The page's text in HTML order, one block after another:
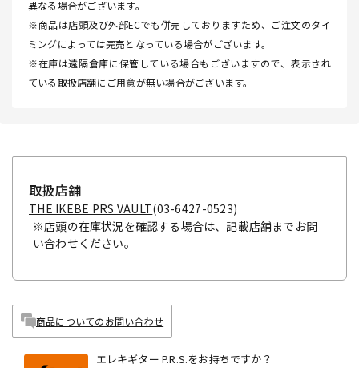
異なる場合がございます。
※商品は店頭及び外部ECでも併売しておりますため、ご注文のタイ
ミングによっては完売となっている場合がございます。
※在庫は遠隔倉庫に保管している場合もございますので、表示され
ている取扱店舗にご用意が無い場合がございます。
取扱店舗
THE IKEBE PRS VAULT(03-6427-0523)
※店頭の在庫状況を確認する場合は、記載店舗までお問
い合わせください。
商品についてのお問い合わせ
エレキギター P.R.S.をお持ちですか？